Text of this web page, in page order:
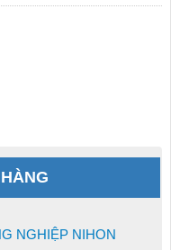
NGHIỆP NIHON